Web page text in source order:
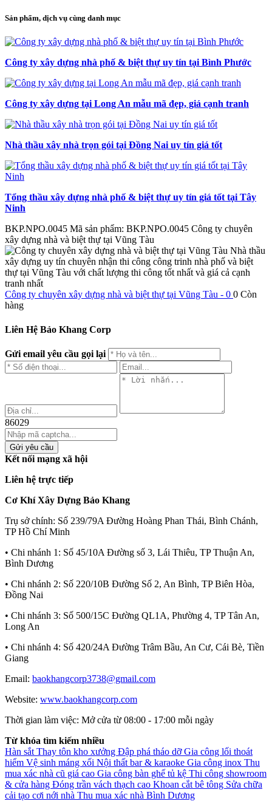
Sản phẩm, dịch vụ cùng danh mục
Công ty xây dựng nhà phố & biệt thự uy tín tại Bình Phước
Công ty xây dựng tại Long An mẫu mã đẹp, giá cạnh tranh
Nhà thầu xây nhà trọn gói tại Đồng Nai uy tín giá tốt
Tổng thầu xây dựng nhà phố & biệt thự uy tín giá tốt tại Tây
Ninh
BKP.NPO.0045 Mã sản phẩm: BKP.NPO.0045 Công ty chuyên
xây dựng nhà và biệt thự tại Vũng Tàu
Nhà thầu
xây dựng uy tín chuyên nhận thi công công trinh nhà phố và biệt
thự tại Vũng Tàu với chất lượng thi công tốt nhất và giá cả cạnh
tranh nhất
Công ty chuyên xây dựng nhà và biệt thự tại Vũng Tàu - 0 0 Còn
hàng
Liên Hệ Bảo Khang Corp
Gửi email yêu cầu gọi lại
86029
Gửi yêu cầu
Kết nối mạng xã hội
Liên hệ trực tiếp
Cơ Khí Xây Dựng Bảo Khang
Trụ sở chính: Số 239/79A Đường Hoàng Phan Thái, Bình Chánh,
TP Hồ Chí Minh
• Chi nhánh 1: Số 45/10A Đường số 3, Lái Thiêu, TP Thuận An,
Bình Dương
• Chi nhánh 2: Số 220/10B Đường Số 2, An Bình, TP Biên Hòa,
Đồng Nai
• Chi nhánh 3: Số 500/15C Đường QL1A, Phường 4, TP Tân An,
Long An
• Chi nhánh 4: Số 420/24A Đường Trâm Bầu, An Cư, Cái Bè, Tiền
Giang
Email: baokhangcorp3738@gmail.com
Website: www.baokhangcorp.com
Thời gian làm việc: Mở cửa từ 08:00 - 17:00 mỗi ngày
Từ khóa tìm kiếm nhiều
Hàn sắt Thay tôn kho xưởng Đập phá tháo dỡGia công lối thoát
hiểm Vệ sinh máng xối Nội thất bar & karaoke Gia công inox Thu
mua xác nhà cũ giá cao Gia công bàn ghế tủ kệ Thi công showroom
& cửa hàng Đóng trần vách thạch cao Khoan cắt bê tông Sửa chữa
cải tạo cơi nới nhà Thu mua xác nhà Bình Dương